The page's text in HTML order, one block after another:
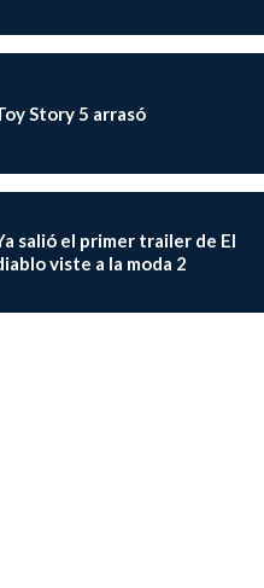
Story 5 arrasó
salió el primer trailer de El
viste a la moda 2